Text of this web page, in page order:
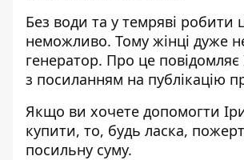
Без води та у темряві робити
неможливо. Тому жінці дуже
генератор. Про це
з посиланням на публікацію
Якщо ви хочете допомогти
купити, то, будь ласка,
посильну суму.